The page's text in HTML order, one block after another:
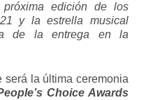
edición de los
y la estrella musical
de la entrega en la
será la última ceremonia
Choice Awards